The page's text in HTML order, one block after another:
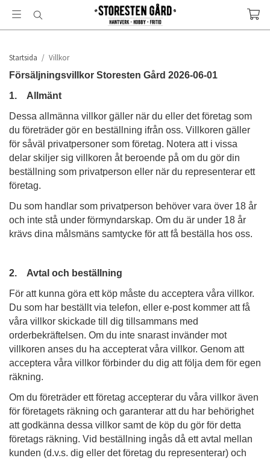
Startsida / Villkor
Försäljningsvillkor Storesten Gård 2026-06-01
1. Allmänt
Dessa allmänna villkor gäller när du eller det företag som
du företräder gör en beställning ifrån oss. Villkoren gäller
för såväl privatpersoner som företag. Notera att i vissa
delar skiljer sig villkoren åt beroende på om du gör din
beställning som privatperson eller när du representerar ett
företag.
Du som handlar som privatperson behöver vara över 18 år
och inte stå under förmyndarskap. Om du är under 18 år
krävs dina målsmäns samtycke för att få beställa hos oss.
2. Avtal och beställning
För att kunna göra ett köp måste du acceptera våra villkor.
Du som har beställt via telefon, eller e-post kommer att få
våra villkor skickade till dig tillsammans med
orderbekräftelsen. Om du inte snarast invänder mot
villkoren anses du ha accepterat våra villkor. Genom att
acceptera våra villkor förbinder du dig att följa dem för egen
räkning.
Om du företräder ett företag accepterar du våra villkor även
för företagets räkning och garanterar att du har behörighet
att godkänna dessa villkor samt de köp du gör för detta
företags räkning. Vid beställning ingås då ett avtal mellan
kunden (d.v.s. dig eller det företag du representerar) och